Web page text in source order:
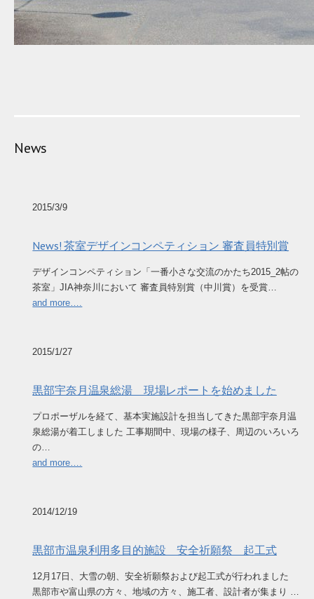
News
2015/3/9
News! 茶室デザインコンペティション 審査員特別賞
デザインコンペティション「一番小さな交流のかたち2015_2帖の
茶室」JIA神奈川において 審査員特別賞（中川賞）を受賞…
and more….
2015/1/27
黒部宇奈月温泉総湯 現場レポートを始めました
プロポーザルを経て、基本実施設計を担当してきた黒部宇奈月温
泉総湯が着工しました 工事期間中、現場の様子、周辺のいろいろ
の…
and more….
2014/12/19
黒部市温泉利用多目的施設 安全祈願祭 起工式
12月17日、大雪の朝、安全祈願祭および起工式が行われました
黒部市や富山県の方々、地域の方々、施工者、設計者が集まり …